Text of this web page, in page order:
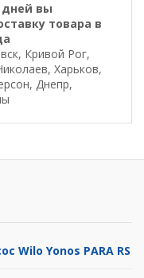
дней вы
товара в
Кривой Рог,
Харьков,
Днепр,
Wilo Yonos PARA RS